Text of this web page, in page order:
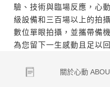
驗、技術與臨場反應，心
級設備和三百場以上的拍
數位單眼拍攝，並攜帶備
為您留下一生感動且足以
關於心動